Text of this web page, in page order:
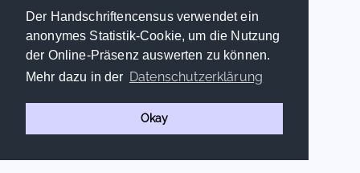
Der Handschriftencensus verwendet ein
anonymes Statistik-Cookie, um die Nutzung
der Online-Präsenz auswerten zu können.
Mehr dazu in der Datenschutzerklärung
Okay